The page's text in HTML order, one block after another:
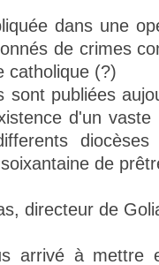
dans une
de crimes
catholique (?)
sont publiées
d'un vaste
diocèses
de
directeur de
arrivé à mettre